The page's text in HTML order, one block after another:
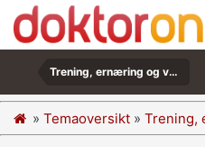
Trening, ernæring og vektmestring
» Temaoversikt » Trening,